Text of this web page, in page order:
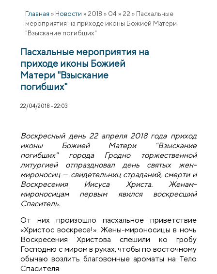
Главная » Новости » 2018 » 04 » 22 » Пасхальные
мероприятия на приходе иконы Божией Матери
"Взыскание погибших"
Пасхальные мероприятия на
приходе иконы Божией
Матери "Взыскание
погибших"
22/04/2018 - 22:03
Воскресный день 22 апреля 2018 года приход
иконы Божией Матери "Взыскание
погибших" города Гродно торжественной
литургией отпраздновал день святых жен-
мироносиц — свидетельниц страданий, смерти и
Воскресения Иисуса Христа. Женам-
мироносицам первым явился воскресший
Спаситель.
От них произошло пасхальное приветствие
«Христос воскресе!». Жены-мироносицы в ночь
Воскpесения Хpистова спешили ко гpобy
Господню с миpом в pyках, чтобы по восточномy
обычаю возлить благовонные аpоматы на Тело
Спасителя.